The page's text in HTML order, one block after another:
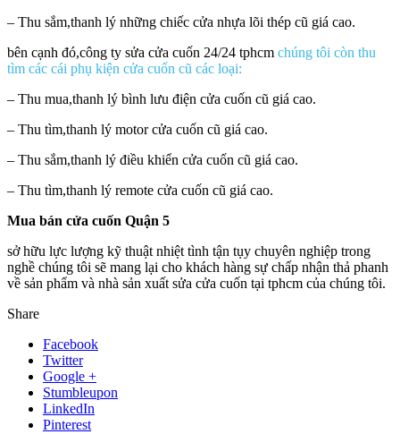
– Thu sắm,thanh lý những chiếc cửa nhựa lõi thép cũ giá cao.
bên cạnh đó,công ty sửa cửa cuốn 24/24 tphcm chúng tôi còn thu
tìm các cái phụ kiện cửa cuốn cũ các loại:
– Thu mua,thanh lý bình lưu điện cửa cuốn cũ giá cao.
– Thu tìm,thanh lý motor cửa cuốn cũ giá cao.
– Thu sắm,thanh lý điều khiển cửa cuốn cũ giá cao.
– Thu tìm,thanh lý remote cửa cuốn cũ giá cao.
Mua bán cửa cuốn Quận 5
sở hữu lực lượng kỹ thuật nhiệt tình tận tụy chuyên nghiệp trong
nghề chúng tôi sẽ mang lại cho khách hàng sự chấp nhận thả phanh
về sản phẩm và nhà sản xuất sửa cửa cuốn tại tphcm của chúng tôi.
Share
Facebook
Twitter
Google +
Stumbleupon
LinkedIn
Pinterest